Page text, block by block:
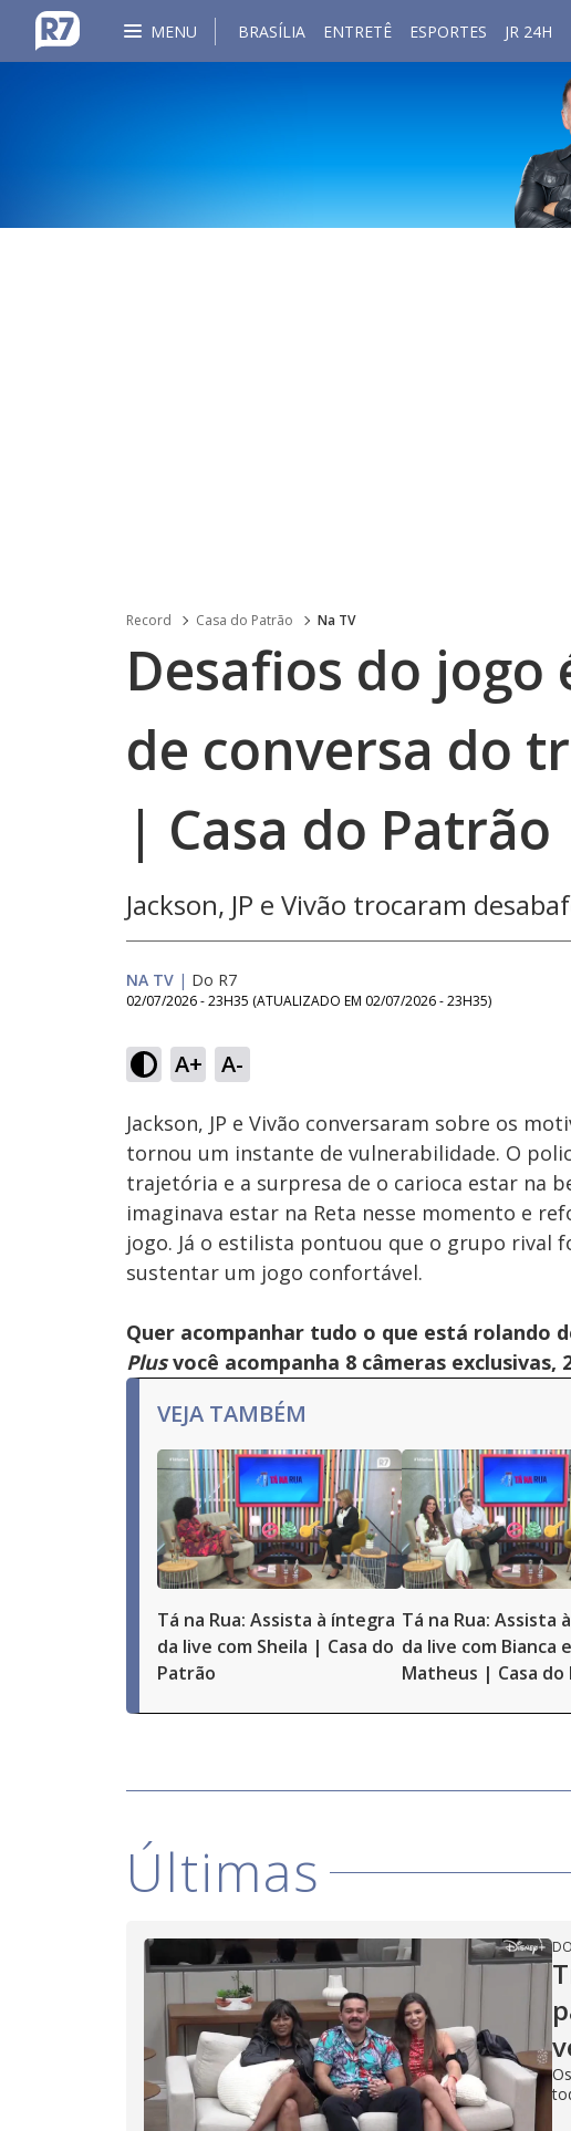
MENU BRASÍLIA ENTRETÊ ESPORTES JR 24H
Record Casa do Patrão Na TV
Desafios do
de conversa do
| Casa do Patrão
Jackson, JP e Vivão trocaram
NA TV | Do R7
02/07/2026 - 23H35 (ATUALIZADO EM 02/07/2026 - 23H35)
A+ A-
Ativar
Som
Jackson, JP e Vivão conversaram sobre os
tornou um instante de vulnerabilidade. O
trajetória e a surpresa de o carioca estar na
imaginava estar na Reta nesse momento e
jogo. Já o estilista pontuou que o grupo rival
sustentar um jogo confortável.
Quer acompanhar tudo o que está rolando
Plusvocê acompanha 8 câmeras exclusivas,
VEJA TAMBÉM
Tá na Rua: Assista à íntegra
da live com Sheila | Casa do
Patrão
Tá na Rua: Assista
da live com Bianca e
Matheus | Casa do
Últimas